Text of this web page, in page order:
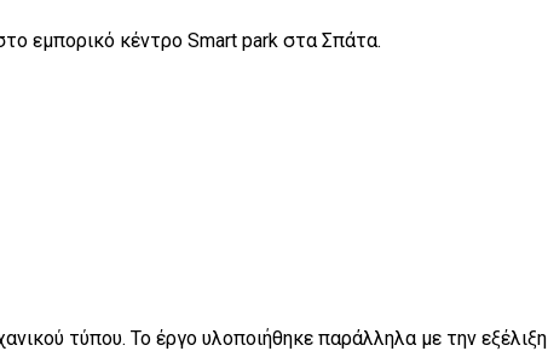
εμπορικό κέντρο Smart park στα Σπάτα.
τύπου. Το έργο υλοποιήθηκε παράλληλα με την